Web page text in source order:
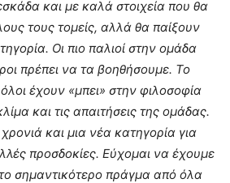
και με καλά στοιχεία που θα
τους τομείς, αλλά θα παίξουν
Οι πιο παλιοί στην ομάδα
πρέπει να τα βοηθήσουμε. Το
έχουν «μπει» στην φιλοσοφία
και τις απαιτήσεις της ομάδας.
και μια νέα κατηγορία για
προσδοκίες. Εύχομαι να έχουμε
σημαντικότερο πράγμα από όλα